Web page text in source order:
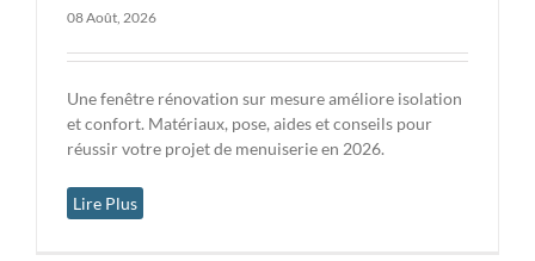
08 Août, 2026
Une fenêtre rénovation sur mesure améliore isolation
et confort. Matériaux, pose, aides et conseils pour
réussir votre projet de menuiserie en 2026.
Lire Plus